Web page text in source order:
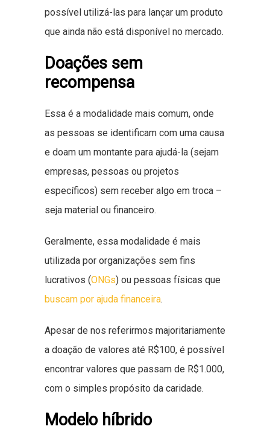
possível utilizá-las para lançar um produto
que ainda não está disponível no mercado.
Doações sem
recompensa
Essa é a modalidade mais comum, onde
as pessoas se identificam com uma causa
e doam um montante para ajudá-la (sejam
empresas, pessoas ou projetos
específicos) sem receber algo em troca –
seja material ou financeiro.
Geralmente, essa modalidade é mais
utilizada por organizações sem fins
lucrativos (ONGs) ou pessoas físicas que
buscam por ajuda financeira.
Apesar de nos referirmos majoritariamente
a doação de valores até R$100, é possível
encontrar valores que passam de R$1.000,
com o simples propósito da caridade.
Modelo híbrido